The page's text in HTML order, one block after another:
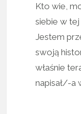
Kto wie,
siebie w
Jestem
swoją
właśnie
napisał/-a